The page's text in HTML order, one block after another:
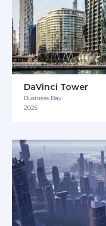
DaVinci Tower
Business Bay
2025